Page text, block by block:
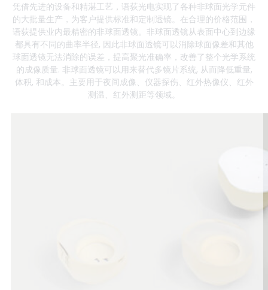
凭借先进的设备和精湛工艺，语荻光电实现了各种非球面光学元件
的大批量生产，为客户提供标准和定制透镜。在合理的价格范围，
语荻提供业内最精密的非球面透镜。非球面透镜从表面中心到边缘
都具有不同的曲率半径, 因此非球面透镜可以消除球面像差和其他
球面透镜无法消除的误差，提高聚光准确率，改善了整个光学系统
的成像质量. 非球面透镜可以用来替代多镜片系统, 从而降低重量,
体积, 和成本。主要用于夜间成像、仪器探伤、红外热像仪、红外
测温、红外测距等领域。